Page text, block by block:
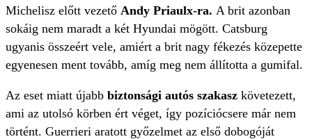
Michelisz előtt vezető Andy Priaulx-ra. A brit azonban
sokáig nem maradt a két Hyundai mögött. Catsburg
ugyanis összeért vele, amiért a brit nagy fékezés közepette
egyenesen ment tovább, amíg meg nem állította a gumifal.
Az eset miatt újabb biztonsági autós szakasz követezett,
ami az utolsó körben ért véget, így pozíciócsere már nem
történt. Guerrieri aratott győzelmet az első dobogóját